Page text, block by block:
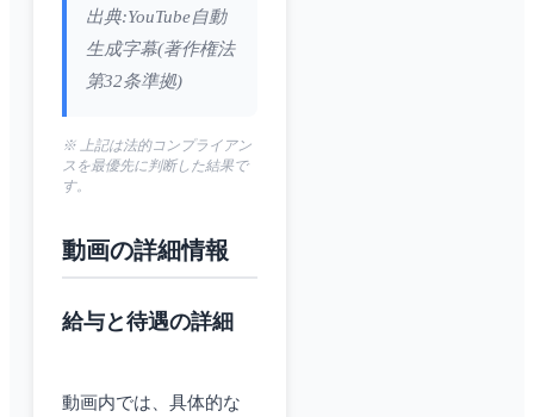
出典:YouTube自動
生成字幕(著作権法
第32条準拠)
※ 上記は法的コンプライアン
スを最優先に判断した結果で
す。
動画の詳細情報
給与と待遇の詳細
動画内では、具体的な